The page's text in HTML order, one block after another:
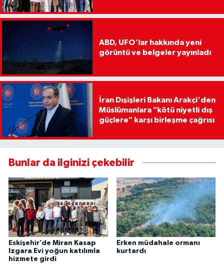
ABD, UFO'lar hakkında yeni
görüntü ve belgeler yayınladı
İran Dışişleri Bakanı Arakçi'den
Müslümanlara "kötü niyetli dış
güçlere" karşı birleşme çağrısı
Bunlar da ilginizi çekebilir
Eskişehir’de Miran Kasap
Izgara Evi yoğun katılımla
hizmete girdi
Erken müdahale ormanı
kurtardı